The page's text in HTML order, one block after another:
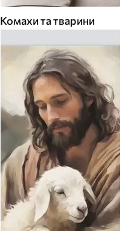
Комахи та тварини